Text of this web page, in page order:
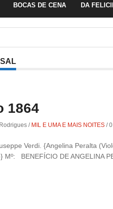
BOCAS DE CENA DA
1864
/ MIL E UMA E MAIS NOITES /
Verdi. {Angelina Peralta
Mº: BENEFÍCIO DE ANGELINA